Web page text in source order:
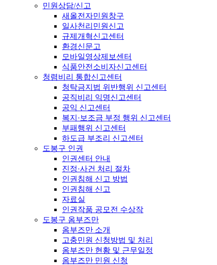
민원상담/신고
새올전자민원창구
일사천리민원신고
규제개혁신고센터
환경신문고
모바일영상제보센터
식품안전소비자신고센터
청렴비리 통합신고센터
청탁금지법 위반행위 신고센터
공직비리 익명신고센터
공익 신고센터
복지·보조금 부정 행위 신고센터
부패행위 신고센터
하도급 부조리 신고센터
도봉구 인권
인권센터 안내
진정·사건 처리 절차
인권침해 신고 방법
인권침해 신고
자료실
인권작품 공모전 수상작
도봉구 옴부즈만
옴부즈만 소개
고충민원 신청방법 및 처리
옴부즈만 현황 및 근무일정
옴부즈만 민원 신청